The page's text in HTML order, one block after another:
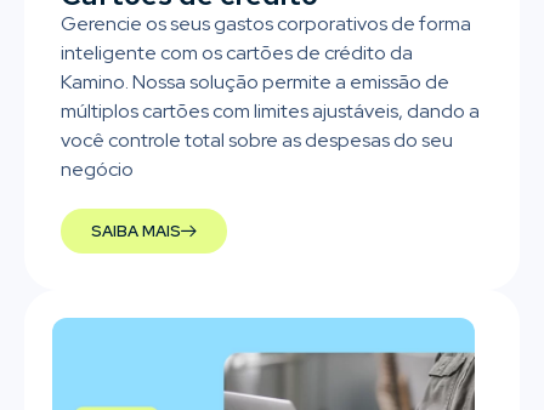
Gerencie os seus gastos corporativos de forma
inteligente com os cartões de crédito da
Kamino. Nossa solução permite a emissão de
múltiplos cartões com limites ajustáveis, dando a
você controle total sobre as despesas do seu
negócio
SAIBA MAIS